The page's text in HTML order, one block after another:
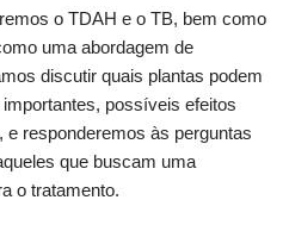
o TDAH e o TB, bem como
uma abordagem de
discutir quais plantas podem
possíveis efeitos
responderemos às perguntas
que buscam uma
o tratamento.